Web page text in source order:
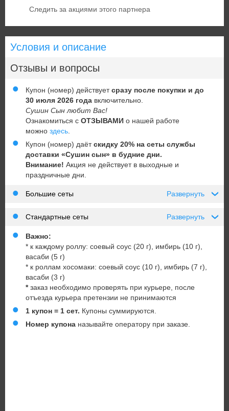
Следить за акциями этого партнера
Условия и описание
Отзывы и вопросы
Купон (номер) действуетсразу после покупки и до
30 июля 2026 года включительно.
Сушин Сын любит Вас!
Ознакомиться с ОТЗЫВАМИ о нашей работе
можно здесь.
Купон (номер) даётскидку 20% на сеты службы
доставки «Сушин сын» в будние дни.
Внимание! Акция не действует в выходные и
праздничные дни.
›
Развернуть
Большие сеты
›
Развернуть
Стандартные сеты
Важно:
* к каждому роллу: соевый соус (20 г), имбирь (10 г),
васаби (5 г)
* к роллам хосомаки: соевый соус (10 г), имбирь (7 г),
васаби (3 г)
*заказ необходимо проверять при курьере, после
отъезда курьера претензии не принимаются
1 купон = 1 сет. Купоны суммируются.
Номер купона называйте оператору при заказе.